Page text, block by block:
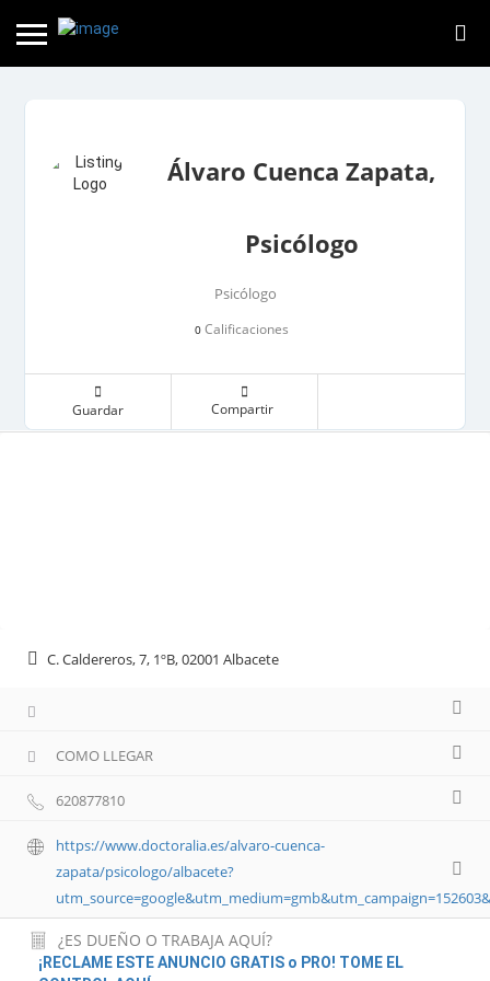
Álvaro Cuenca Zapata,
Psicólogo
Psicólogo
0 Calificaciones
Guardar Compartir
C. Caldereros, 7, 1ºB, 02001 Albacete
COMO LLEGAR
620877810
https://www.doctoralia.es/alvaro-cuenca-
zapata/psicologo/albacete?
¿ES DUEÑO O TRABAJA AQUÍ?
¡RECLAME ESTE ANUNCIO GRATIS o PRO! TOME EL